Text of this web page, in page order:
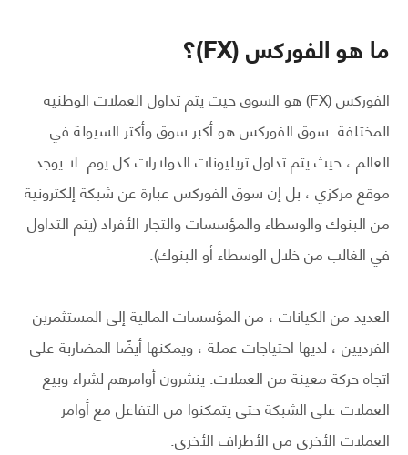
ما هو الفوركس (FX)؟
الفوركس (FX) هو السوق حيث يتم تداول العملات الوطنية
المختلفة. سوق الفوركس هو أكبر سوق وأكثر السيولة في
العالم ، حيث يتم تداول تريليونات الدولارات كل يوم. لا يوجد
موقع مركزي ، بل إن سوق الفوركس عبارة عن شبكة إلكترونية
من البنوك والوسطاء والمؤسسات والتجار الأفراد (يتم التداول
في الغالب من خلال الوسطاء أو البنوك).
العديد من الكيانات ، من المؤسسات المالية إلى المستثمرين
الفرديين ، لديها احتياجات عملة ، ويمكنها أيضًا المضاربة على
اتجاه حركة معينة من العملات. ينشرون أوامرهم لشراء وبيع
العملات على الشبكة حتى يتمكنوا من التفاعل مع أوامر
العملات الأخرى من الأطراف الأخرى.